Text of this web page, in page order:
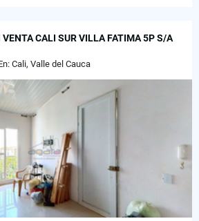
CALI SUR VILLA FATIMA 5P S/A
Cali, Valle del Cauca